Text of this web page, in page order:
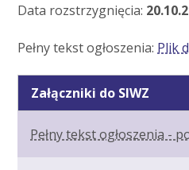
Data rozstrzygnięcia:
Pełny tekst ogłoszenia: Plik
Załączniki do SIWZ
Pełny tekst ogłoszenia -